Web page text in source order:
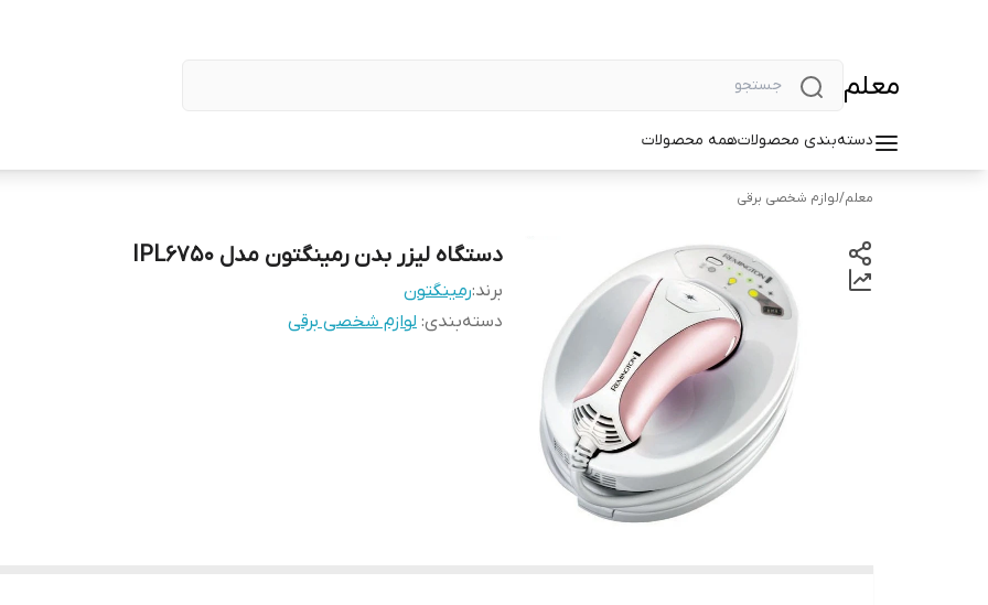
معلم
دسته‌بندی محصولاتهمه محصولات
معلم/لوازم شخصی برقی
دستگاه لیزر بدن رمینگتون مدل IPL6750
برند:رمینگتون
دسته‌بندی: لوازم شخصی برقی